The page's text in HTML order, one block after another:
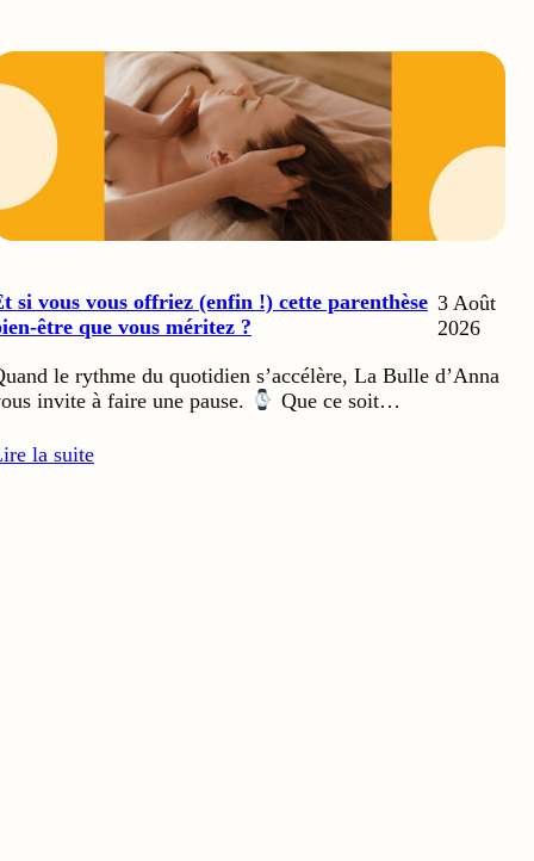
si vous vous offriez (enfin !) cette parenthèse
être que vous méritez ?
3 Août
2026
le rythme du quotidien s’accélère, La Bulle d’Anna
invite à faire une pause.
Que ce soit…
la suite